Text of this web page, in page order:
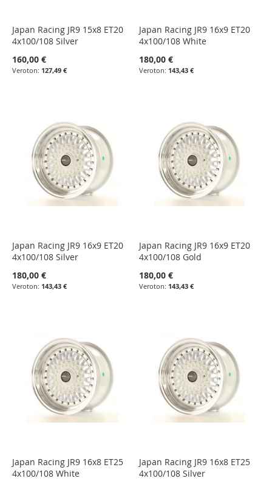
Japan Racing JR9 15x8 ET20
4x100/108 Silver
160,00 €
127,49 €
Japan Racing JR9 16x9 ET20
4x100/108 White
180,00 €
143,43 €
Japan Racing JR9 16x9 ET20
4x100/108 Silver
180,00 €
143,43 €
Japan Racing JR9 16x9 ET20
4x100/108 Gold
180,00 €
143,43 €
Japan Racing JR9 16x8 ET25
4x100/108 White
Japan Racing JR9 16x8 ET25
4x100/108 Silver